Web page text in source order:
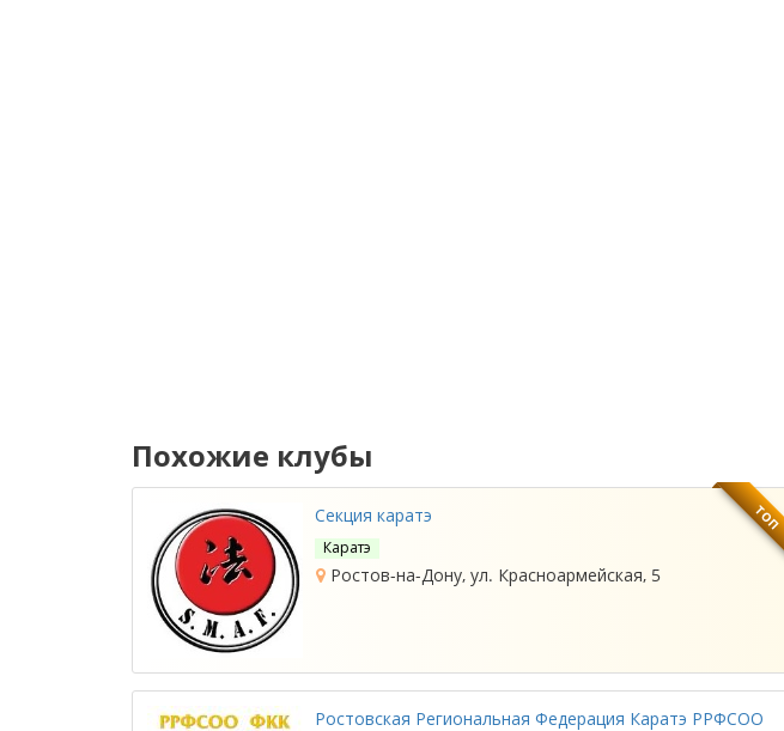
Похожие клубы
ТОП
Секция каратэ
Каратэ
Ростов-на-Дону, ул. Красноармейская, 5
Ростовская Региональная Федерация Каратэ РРФСОО